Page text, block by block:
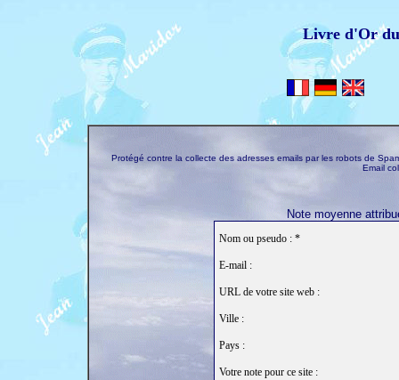
Livre d'Or
Protégé contre la collecte des adresses emails par les robots de
Email
Note moyenne
Nom ou pseudo : *
E-mail :
URL de votre site web :
Ville :
Pays :
Votre note pour ce site :